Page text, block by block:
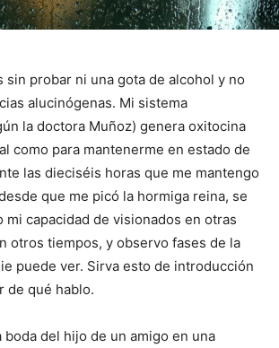
sin probar ni una gota de alcohol y no
alucinógenas. Mi sistema
la doctora Muñoz) genera oxitocina
como para mantenerme en estado de
las dieciséis horas que me mantengo
que me picó la hormiga reina, se
mi capacidad de visionados en otras
otros tiempos, y observo fases de la
puede ver. Sirva esto de introducción
de qué hablo.
boda del hijo de un amigo en una